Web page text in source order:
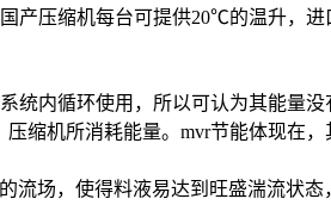
产压缩机每台可提供20℃的温升，
统内循环使用，所以可认为其能量没
缩机所消耗能量。mvr节能体现在，
场，使得料液易达到旺盛湍流状态